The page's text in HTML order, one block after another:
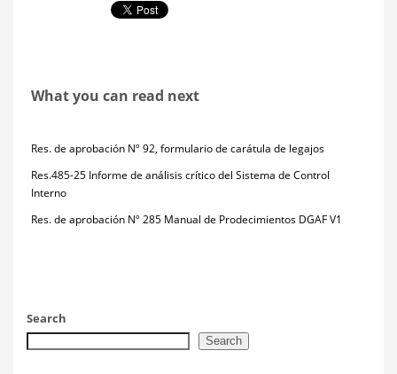
What you can read next
Res. de aprobación Nº 92, formulario de carátula de legajos
Res.485-25 Informe de análisis crítico del Sistema de Control
Interno
Res. de aprobación Nº 285 Manual de Prodecimientos DGAF V1
Search
Search